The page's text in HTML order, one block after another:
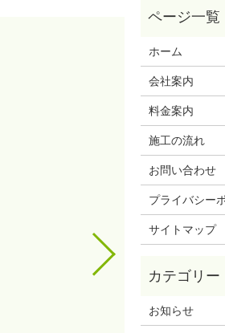
ホーム
会社案内
料金案内
施工の流れ
お問い合わせ
プライバシー
サイトマップ
お知らせ